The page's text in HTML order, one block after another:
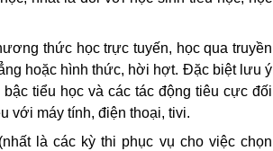
thức học trực tuyến, học qua truyền
hoặc hình thức, hời hợt. Đặc biệt lưu ý
tiểu học và các tác động tiêu cực đối
với máy tính, điện thoại, tivi.
là các kỳ thi phục vụ cho việc chọn